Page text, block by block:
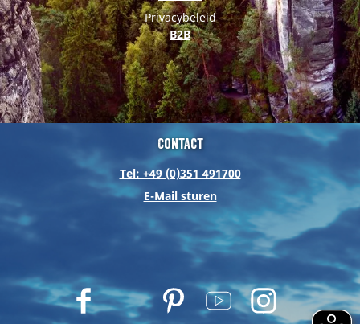
Privacybeleid
B2B
Contact
Tel: +49 (0)351 491700
E-Mail sturen
F
T
Y
I